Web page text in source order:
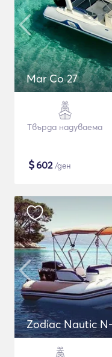
Mar Co 27
Твърда надуваема
$602/ден
Zodiac Nautic